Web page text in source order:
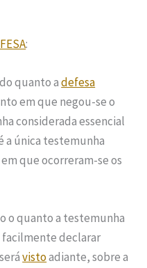
:
quanto adefesa
em que negou-se o
considerada essencial
a única testemunha
que ocorreram-se os
o quanto a testemunha
facilmente declarar
vistoadiante, sobre a